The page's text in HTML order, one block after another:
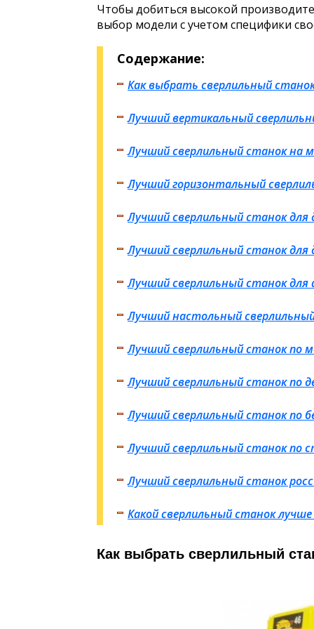
Чтобы добиться высокой
выбор модели с учетом специфики
Содержание:
Как выбрать сверлильный
Лучший вертикальный
Лучший сверлильный станок на
Лучший горизонтальный
Лучший сверлильный станок
Лучший сверлильный станок для
Лучший сверлильный станок для
Лучший настольный
Лучший сверлильный станок по
Лучший сверлильный станок по
Лучший сверлильный станок по
Лучший сверлильный станок по
Лучший сверлильный станок
Какой сверлильный станок лучше
Как выбрать сверлильный